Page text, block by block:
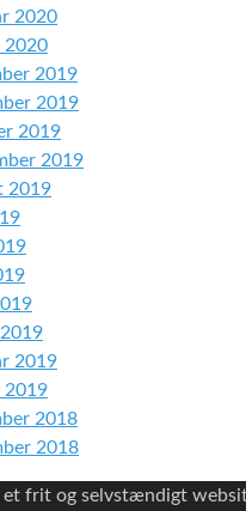
2020
2020
2019
2019
2019
2019
2019
2019
2019
2018
2018
et frit og selvstændigt